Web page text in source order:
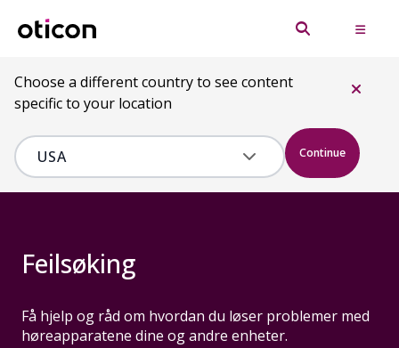
Choose a different country to see content
specific to your location
Continue
Feilsøking
Få hjelp og råd om hvordan du løser problemer med
høreapparatene dine og andre enheter.